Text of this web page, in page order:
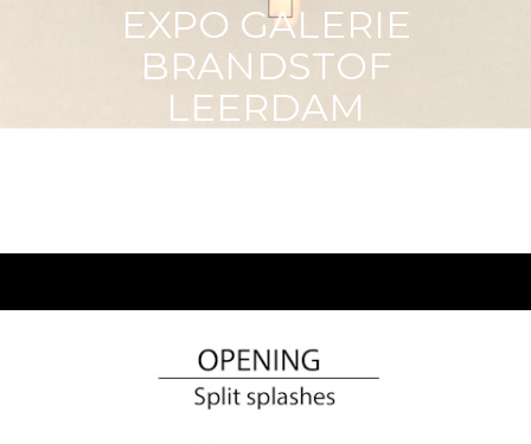
Artifacts
Experiment
Hedera
Expo in de Synagoge van Buren | 12-15 mei 2022
EXPO GALERIE
BRANDSTOF
LEERDAM